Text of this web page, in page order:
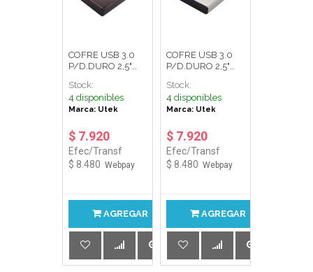
COFRE USB 3.0
P/D.DURO 2,5"
UTEK
Stock:
4 disponibles
Marca: Utek
$ 7.920
Efec/Transf
$ 8.480 Webpay
AGREGAR
COFRE USB 3.0
P/D.DURO 2,5"
UTEK
Stock:
4 disponibles
Marca: Utek
$ 7.920
Efec/Transf
$ 8.480 Webpay
AGREGAR